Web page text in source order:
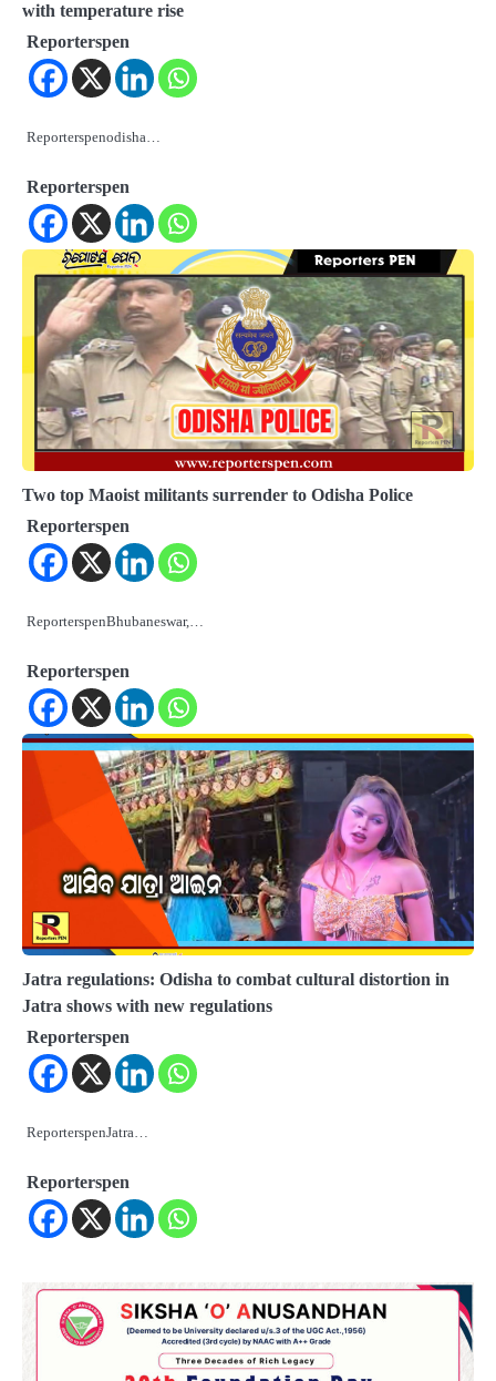
with temperature rise
Reporterspen
Reporterspenodisha…
Reporterspen
Two top Maoist militants surrender to Odisha Police
Reporterspen
ReporterspenBhubaneswar,…
Reporterspen
Jatra regulations: Odisha to combat cultural distortion in
Jatra shows with new regulations
Reporterspen
ReporterspenJatra…
Reporterspen